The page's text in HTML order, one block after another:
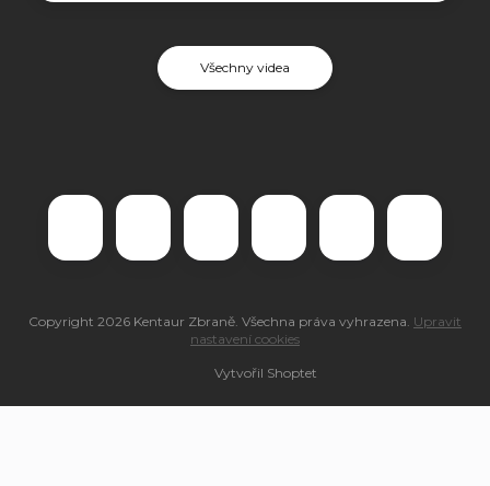
Všechny videa
Vytvořil Shoptet
Copyright 2026 Kentaur Zbraně. Všechna práva vyhrazena. Upravit
nastavení cookies